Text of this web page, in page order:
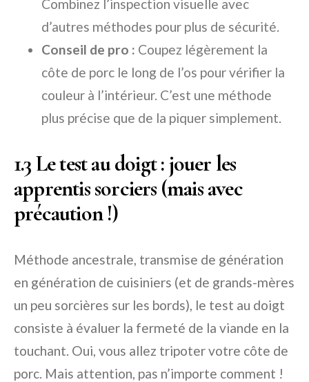
Combinez l’inspection visuelle avec
d’autres méthodes pour plus de sécurité.
Conseil de pro : Coupez légèrement la
côte de porc le long de l’os pour vérifier la
couleur à l’intérieur. C’est une méthode
plus précise que de la piquer simplement.
1.3 Le test au doigt : jouer les
apprentis sorciers (mais avec
précaution !)
Méthode ancestrale, transmise de génération
en génération de cuisiniers (et de grands-mères
un peu sorcières sur les bords), le test au doigt
consiste à évaluer la fermeté de la viande en la
touchant. Oui, vous allez tripoter votre côte de
porc. Mais attention, pas n’importe comment !